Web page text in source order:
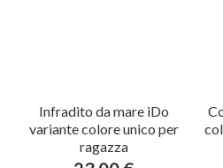
Infradito da mare iDo
variante colore unico per
ragazza